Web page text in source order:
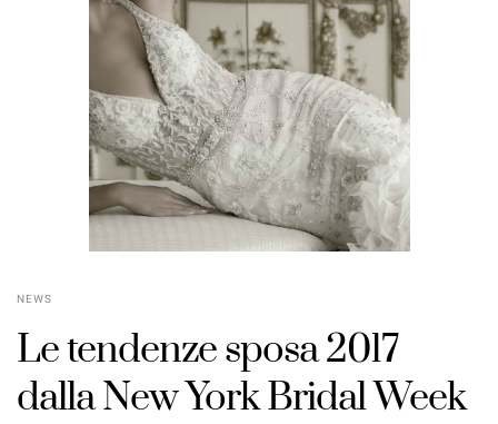
NEWS
Le tendenze sposa 2017
dalla New York Bridal Week